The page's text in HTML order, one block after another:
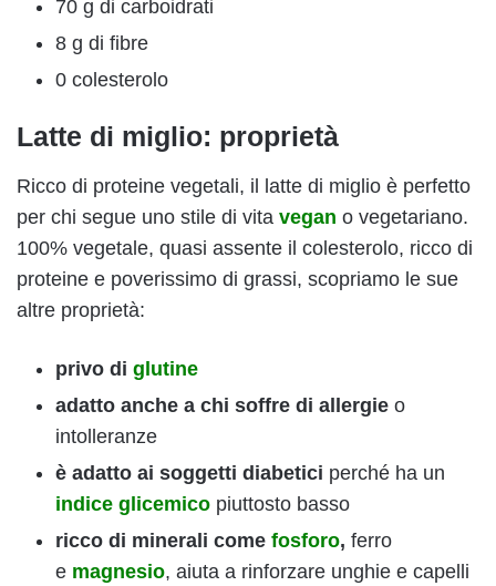
70 g di carboidrati
8 g di fibre
0 colesterolo
Latte di miglio: proprietà
Ricco di proteine vegetali, il latte di miglio è perfetto
per chi segue uno stile di vita vegan o vegetariano.
100% vegetale, quasi assente il colesterolo, ricco di
proteine e poverissimo di grassi, scopriamo le sue
altre proprietà:
privo di glutine
adatto anche a chi soffre di allergie o
intolleranze
è adatto ai soggetti diabetici perché ha un
indice glicemico piuttosto basso
ricco di minerali come fosforo, ferro
e magnesio, aiuta a rinforzare unghie e capelli